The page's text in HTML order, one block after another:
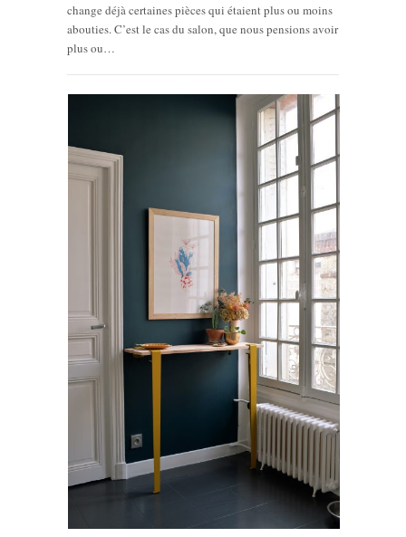
change déjà certaines pièces qui étaient plus ou moins
abouties. C’est le cas du salon, que nous pensions avoir
plus ou…